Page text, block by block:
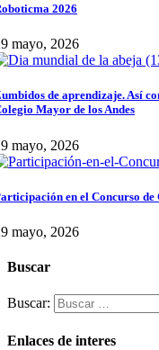
2026
mayo, 2026
de aprendizaje. Así
Mayor de los Andes
mayo, 2026
en el Concurso de
mayo, 2026
Buscar
Buscar:
Enlaces de interes